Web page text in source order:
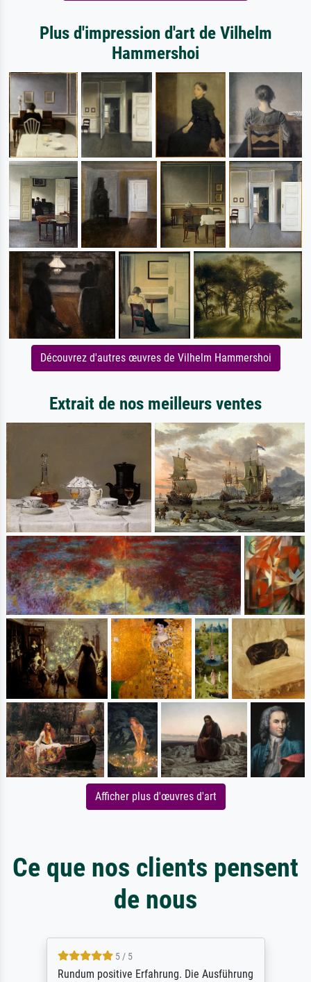
Plus d'impression d'art de Vilhelm
Hammershoi
Découvrez d'autres œuvres de Vilhelm Hammershoi
Extrait de nos meilleurs ventes
Afficher plus d'œuvres d'art
Ce que nos clients pensent
de nous
5 / 5
Rundum positive Erfahrung. Die Ausführung